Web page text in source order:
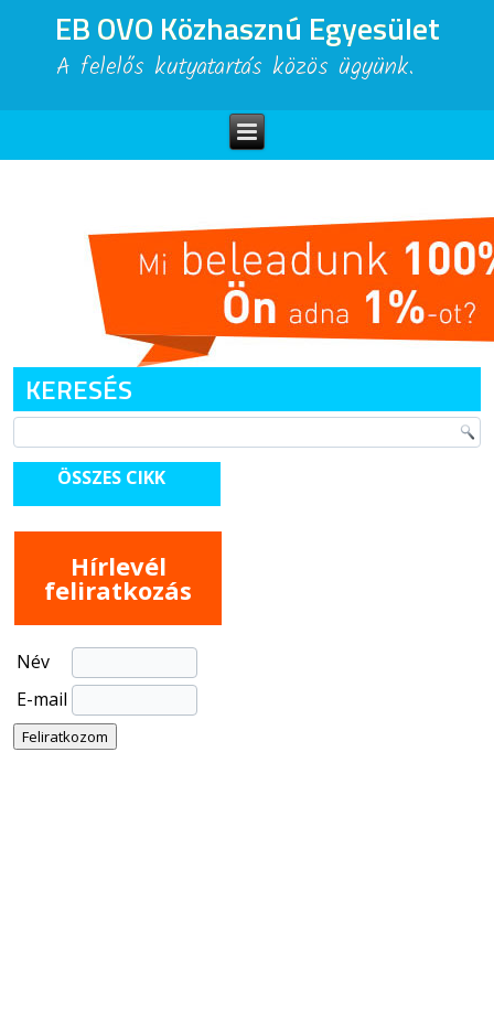
EB OVO Közhasznú Egyesület
A felelős kutyatartás közös ügyünk.
KERESÉS
ÖSSZES CIKK
Hírlevél
feliratkozás
Név
E-mail